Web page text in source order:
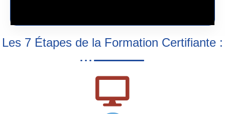
Les 7 Étapes de la Formation Certifiante :